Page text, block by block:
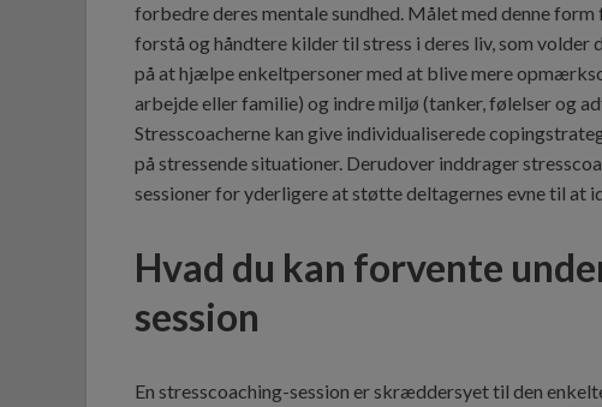
forbedre deres mentale sundhed. Målet med denne
forstå og håndtere kilder til stress i deres liv, som volder
på at hjælpe enkeltpersoner med at blive mere
arbejde eller familie) og indre miljø (tanker, følelser og
Stresscoacherne kan give individualiserede
på stressende situationer. Derudover inddrager
sessioner for yderligere at støtte deltagernes evne til at
Hvad du kan forvente
session
En stresscoaching-session er skræddersyet til den